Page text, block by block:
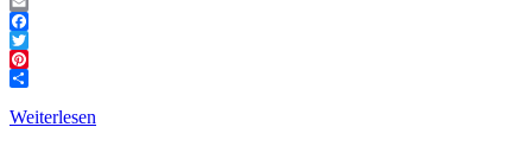
Email
Facebook
Twitter
Pinterest
Weiterlesen